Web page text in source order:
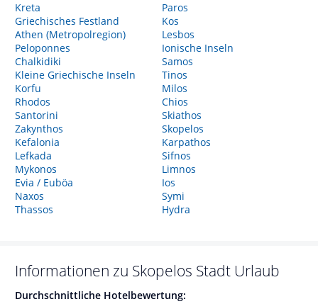
Kreta
Griechisches Festland
Athen (Metropolregion)
Peloponnes
Chalkidiki
Kleine Griechische Inseln
Korfu
Rhodos
Santorini
Zakynthos
Kefalonia
Lefkada
Mykonos
Evia / Euböa
Naxos
Thassos
Paros
Kos
Lesbos
Ionische Inseln
Samos
Tinos
Milos
Chios
Skiathos
Skopelos
Karpathos
Sifnos
Limnos
Ios
Symi
Hydra
Informationen zu Skopelos Stadt Urlaub
Durchschnittliche Hotelbewertung: